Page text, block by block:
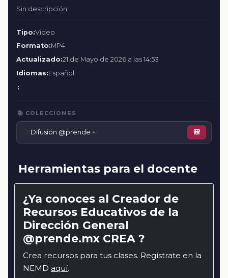
Sin descripción
Tipo:Video
Formato:MP4
Actualizado:21 de Mayo de 2026 a las 14:53
Idiomas:Español
:
📚 COLECCIONES
Difusión @prende + 🎒
Herramientas para el docente
¿Ya conoces al Creador de
Recursos Educativos de la
Dirección General
@prende.mx CREA ?
Crea recursos para tus clases. Regístrate en la
NEMD aquí.